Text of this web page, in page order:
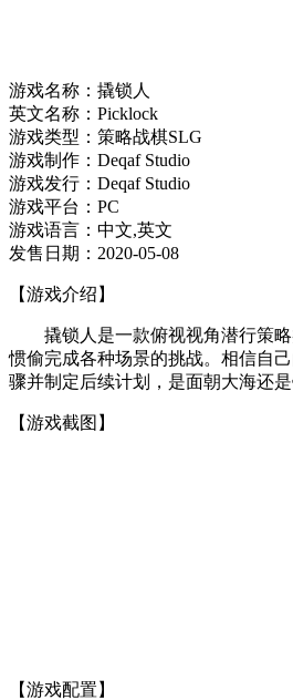
游戏名称：撬锁人
英文名称：Picklock
游戏类型：策略战棋SLG
游戏制作：Deqaf Studio
游戏发行：Deqaf Studio
游戏平台：PC
游戏语言：中文,英文
发售日期：2020-05-08
【游戏介绍】
撬锁人是一款俯视视角潜行策略
惯偷完成各种场景的挑战。相信自
骤并制定后续计划，是面朝大海还
【游戏截图】
【游戏配置】